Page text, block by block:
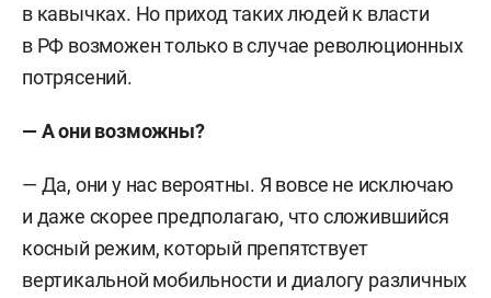
в кавычках. Но приход таких людей к власти
в РФ возможен только в случае революционных
потрясений.
— А они возможны?
— Да, они у нас вероятны. Я вовсе не исключаю
и даже скорее предполагаю, что сложившийся
косный режим, который препятствует
вертикальной мобильности и диалогу различных